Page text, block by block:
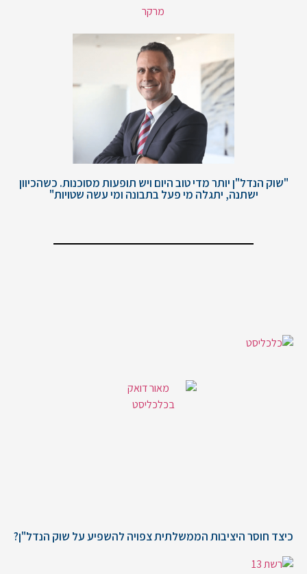
"שוק הנדל"ן יותר מדי טוב היום ויש תופעות מסוכנות. כשהכיוון
ישתנה, יתגלה מי פעל בתבונה ומי עשה שטויות"
כיצד חוסר היציבות הממשלתית צפויה להשפיע על שוק הנדל"ן?